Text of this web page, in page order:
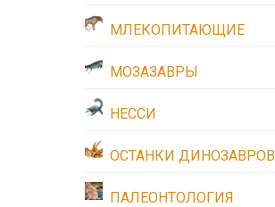
МЛЕКОПИТАЮЩИЕ
МОЗАЗАВРЫ
НЕССИ
ОСТАНКИ ДИНОЗАВРОВ
ПАЛЕОНТОЛОГИЯ